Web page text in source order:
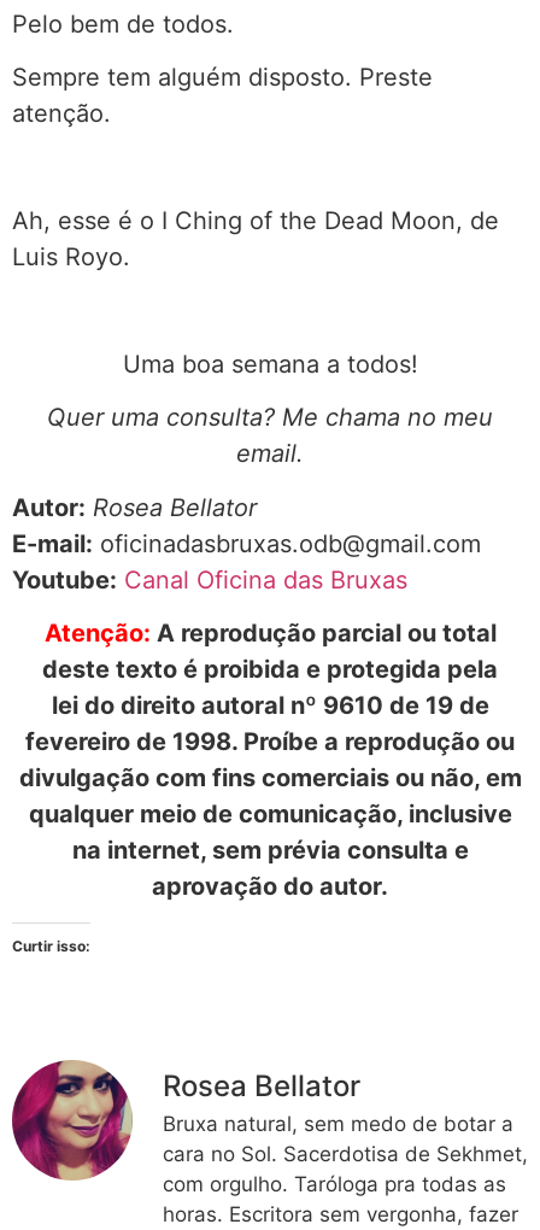
Pelo bem de todos.
Sempre tem alguém disposto. Preste
atenção.
Ah, esse é o I Ching of the Dead Moon, de
Luis Royo.
Uma boa semana a todos!
Quer uma consulta? Me chama no meu
email.
Autor: Rosea Bellator
E-mail: oficinadasbruxas.odb@gmail.com
Youtube: Canal Oficina das Bruxas
Atenção: A reprodução parcial ou total
deste texto é proibida e protegida pela
lei do direito autoral nº 9610 de 19 de
fevereiro de 1998. Proíbe a reprodução ou
divulgação com fins comerciais ou não, em
qualquer meio de comunicação, inclusive
na internet, sem prévia consulta e
aprovação do autor.
Curtir isso:
Rosea Bellator
Bruxa natural, sem medo de botar a
cara no Sol. Sacerdotisa de Sekhmet,
com orgulho. Taróloga pra todas as
horas. Escritora sem vergonha, fazer